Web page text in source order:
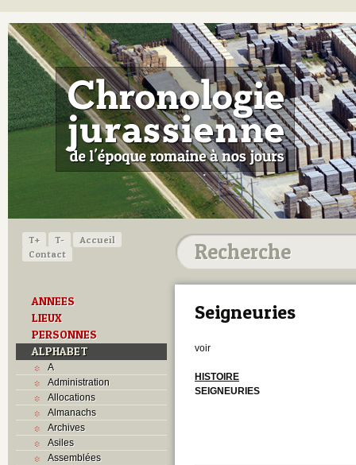
T+ T-
Accueil
Contact
ANNEES
LIEUX
PERSONNES
ALPHABET
A
Administration
Allocations
Almanachs
Archives
Asiles
Assemblées
Seigneuries
voir
HISTOIRE
SEIGNEURIES